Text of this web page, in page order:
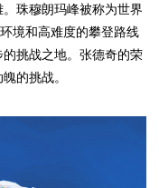
珠穆朗玛峰被称为世界
境和高难度的攀登路线
挑战之地。张德奇的荣
的挑战。